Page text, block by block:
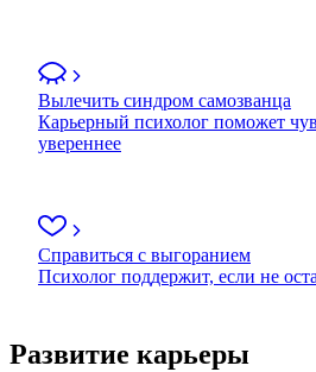
Вылечить синдром самозванца
Карьерный психолог поможет
увереннее
Справиться с выгоранием
Психолог поддержит, если не
Развитие карьеры